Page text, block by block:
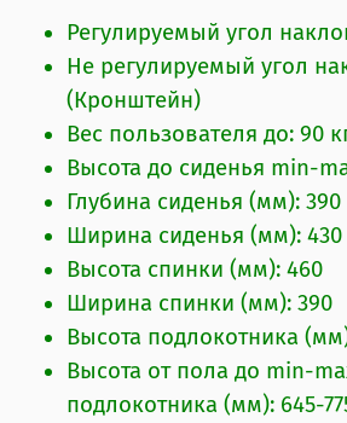
Регулируемый угол
Не регулируемый угол
(Кронштейн)
Вес пользователя до: 90
Высота до сиденья min-
Глубина сиденья (мм): 390
Ширина сиденья (мм): 430
Высота спинки (мм): 460
Ширина спинки (мм): 390
Высота подлокотника
Высота от пола до min-
подлокотника (мм): 645-